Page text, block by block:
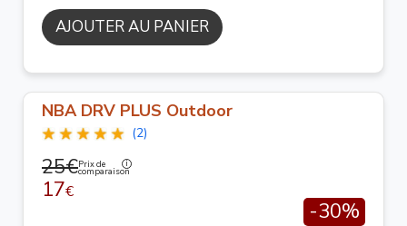
AJOUTER AU PANIER
NBA DRV PLUS Outdoor
(2)
25€Prix de
comparaison
17€
-30%